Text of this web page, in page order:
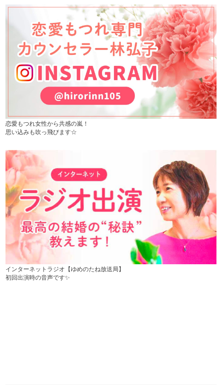
恋愛もつれ女性から共感の嵐！
思い込みも吹っ飛びます☆
インターネットラジオ【ゆめのたね放送局】
初回出演時の音声です✨